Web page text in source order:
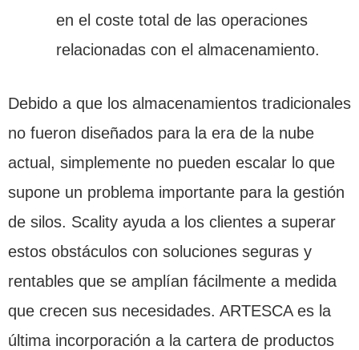
en el coste total de las operaciones
relacionadas con el almacenamiento.
Debido a que los almacenamientos tradicionales
no fueron diseñados para la era de la nube
actual, simplemente no pueden escalar lo que
supone un problema importante para la gestión
de silos. Scality ayuda a los clientes a superar
estos obstáculos con soluciones seguras y
rentables que se amplían fácilmente a medida
que crecen sus necesidades. ARTESCA es la
última incorporación a la cartera de productos